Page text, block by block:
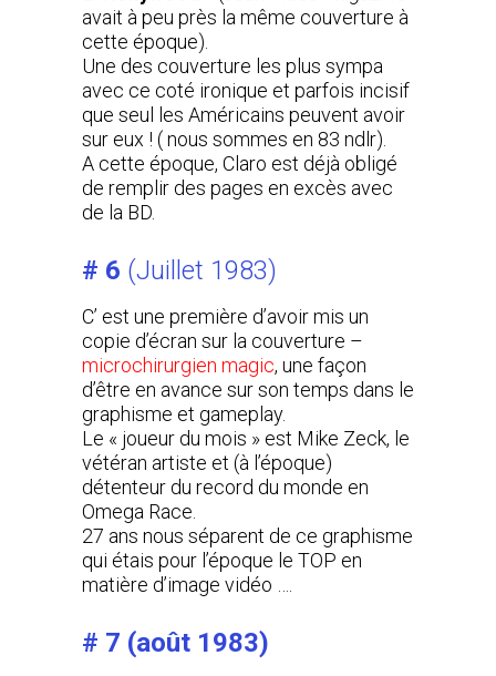
avait à peu près la même couverture à
cette époque).
Une des couverture les plus sympa
avec ce coté ironique et parfois incisif
que seul les Américains peuvent avoir
sur eux ! ( nous sommes en 83 ndlr).
A cette époque, Claro est déjà obligé
de remplir des pages en excès avec
de la BD.
# 6 (Juillet 1983)
C’ est une première d’avoir mis un
copie d’écran sur la couverture –
microchirurgien magic, une façon
d’être en avance sur son temps dans le
graphisme et gameplay.
Le « joueur du mois » est Mike Zeck, le
vétéran artiste et (à l’époque)
détenteur du record du monde en
Omega Race.
27 ans nous séparent de ce graphisme
qui étais pour l’époque le TOP en
matière d’image vidéo ….
# 7 (août 1983)